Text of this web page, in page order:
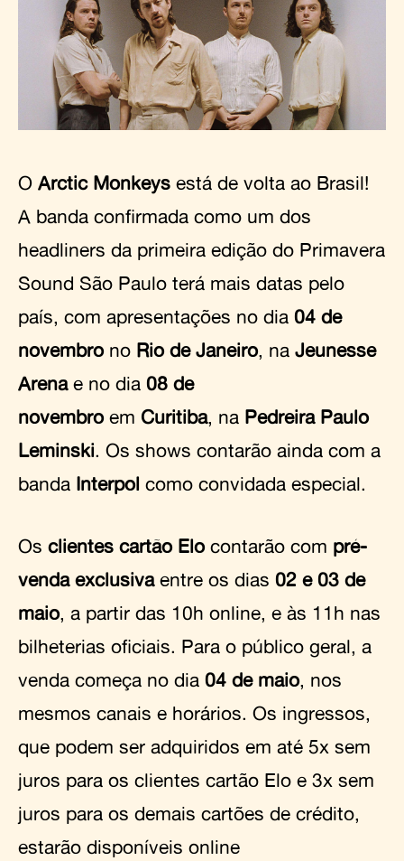
O Arctic Monkeys está de volta ao Brasil!
A banda confirmada como um dos
headliners da primeira edição do Primavera
Sound São Paulo terá mais datas pelo
país, com apresentações no dia 04 de
novembro no Rio de Janeiro, na Jeunesse
Arena e no dia 08 de
novembroem Curitiba , na Pedreira Paulo
Leminski. Os shows contarão ainda com a
banda Interpol como convidada especial.
Os clientes cartão Elocontarão com pré-
venda exclusiva entre os dias 02 e 03 de
maio, a partir das 10h online, e às 11h nas
bilheterias oficiais. Para o público geral, a
venda começa no dia 04 de maio, nos
mesmos canais e horários. Os ingressos,
que podem ser adquiridos em até 5x sem
juros para os clientes cartão Elo e 3x sem
juros para os demais cartões de crédito,
estarão disponíveis online